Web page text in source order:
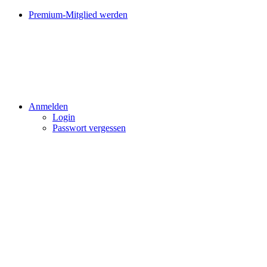
Premium-Mitglied werden
Anmelden
Login
Passwort vergessen